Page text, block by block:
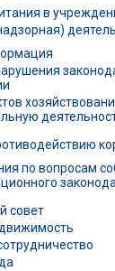
в
по вопросам
совет